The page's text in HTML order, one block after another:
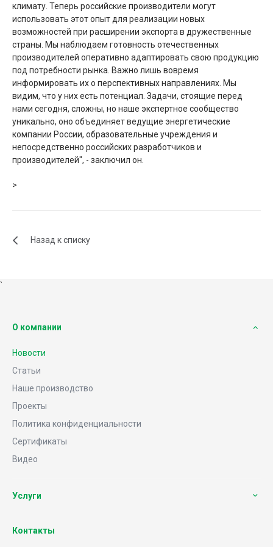
климату. Теперь российские производители могут
использовать этот опыт для реализации новых
возможностей при расширении экспорта в дружественные
страны. Мы наблюдаем готовность отечественных
производителей оперативно адаптировать свою продукцию
под потребности рынка. Важно лишь вовремя
информировать их о перспективных направлениях. Мы
видим, что у них есть потенциал. Задачи, стоящие перед
нами сегодня, сложны, но наше экспертное сообщество
уникально, оно объединяет ведущие энергетические
компании России, образовательные учреждения и
непосредственно российских разработчиков и
производителей", - заключил он.
>
Назад к списку
`
О компании
Новости
Статьи
Наше производство
Проекты
Политика конфиденциальности
Сертификаты
Видео
Услуги
Контакты